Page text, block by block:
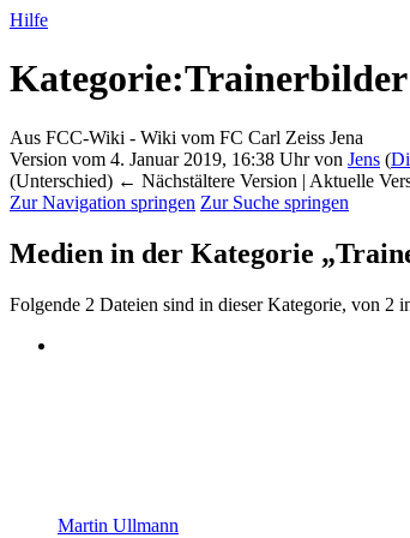
Hilfe
Kategorie:Trainerbilder
Aus FCC-Wiki - Wiki vom FC Carl Zeiss Jena
Version vom 4. Januar 2019, 16:38 Uhr von Jens (
(Unterschied) ← Nächstältere Version | Aktuelle
Zur Navigation springen Zur Suche springen
Medien in der Kategorie
Folgende 2 Dateien sind in dieser Kategorie, von 2
Martin Ullmann